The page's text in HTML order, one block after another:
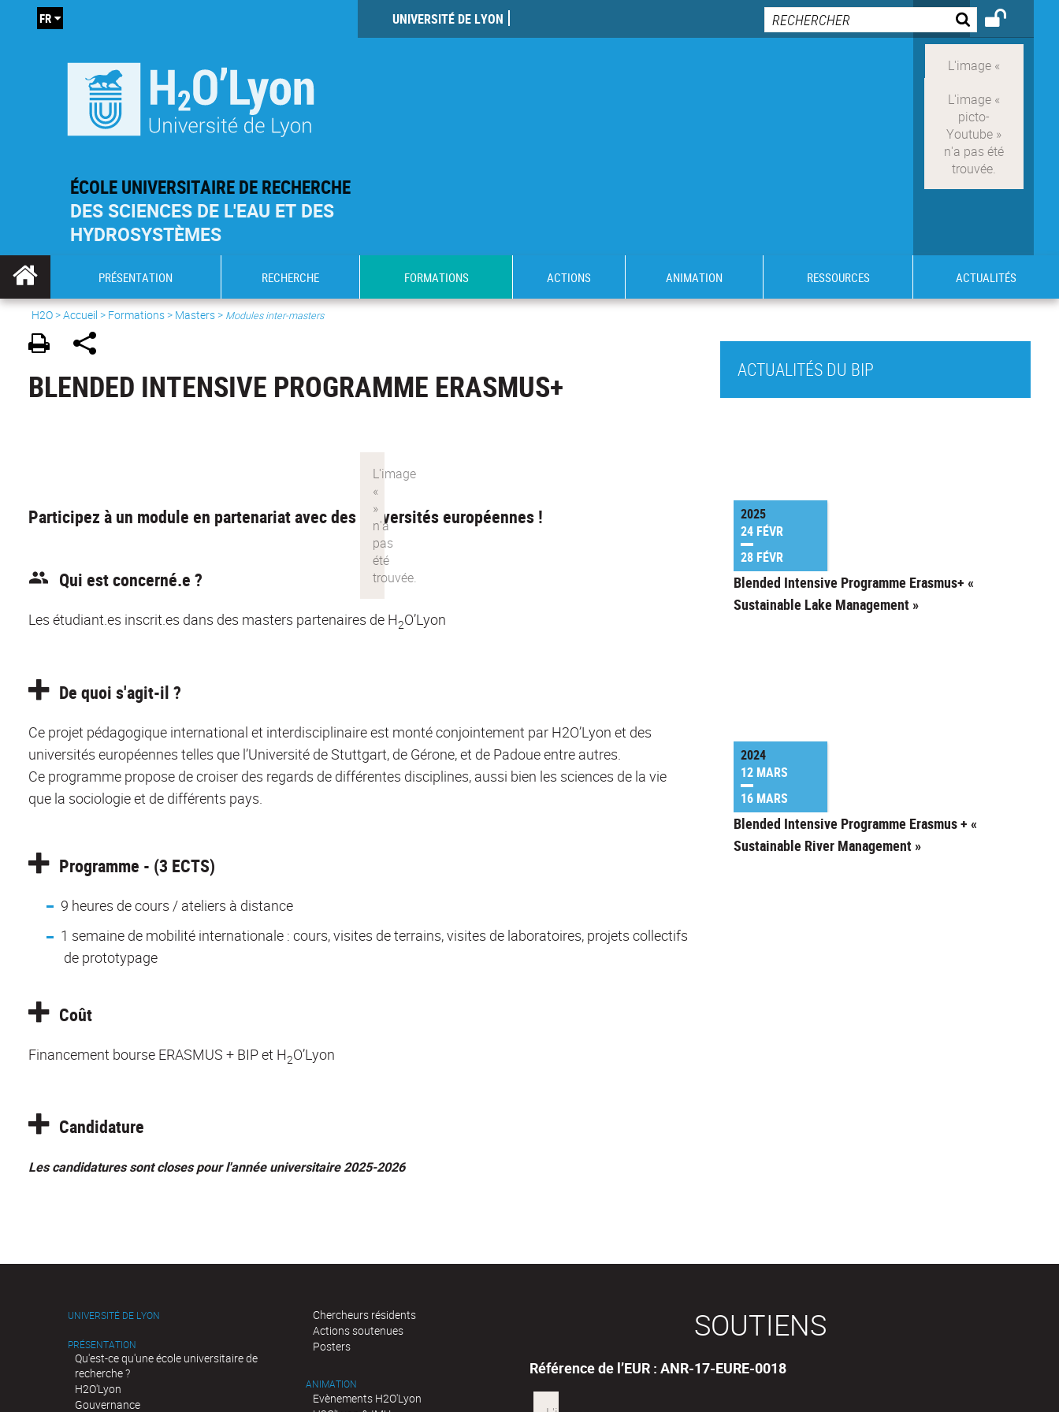
ÉCOLE UNIVERSITAIRE DE RECHERCHE
DES SCIENCES DE L'EAU ET DES
HYDROSYSTÈMES
UNIVERSITÉ DE LYON
FR
PRÉSENTATION RECHERCHE FORMATIONS ACTIONS ANIMATION RESSOURCES ACTUALITÉS
H2O>Accueil > Formations> Masters> Modules inter-masters
BLENDED INTENSIVE PROGRAMME ERASMUS+
Participez à un module en partenariat avec des universités européennes !
Qui est concerné.e ?
Les étudiant.es inscrit.es dans des masters partenaires de H2O’Lyon
De quoi s'agit-il ?
Ce projet pédagogique international et interdisciplinaire est monté conjointement par H2O’Lyon et des
universités européennes telles que l’Université de Stuttgart, de Gérone, et de Padoue entre autres.
Ce programme propose de croiser des regards de différentes disciplines, aussi bien les sciences de la vie
que la sociologie et de différents pays.
Programme - (3 ECTS)
9 heures de cours / ateliers à distance
1 semaine de mobilité internationale : cours, visites de terrains, visites de laboratoires, projets collectifs
de prototypage
Coût
Financement bourse ERASMUS + BIP et H2O’Lyon
Candidature
Les candidatures sont closes pour l'année universitaire 2025-2026
ACTUALITÉS DU BIP
2025
24 FÉVR
28 FÉVR
Blended Intensive Programme Erasmus+ «
Sustainable Lake Management »
2024
12 MARS
16 MARS
Blended Intensive Programme Erasmus + «
Sustainable River Management »
UNIVERSITÉ DE LYON
PRÉSENTATION
Qu'est-ce qu'une école universitaire de
recherche ?
H2O'Lyon
Gouvernance
Chercheurs résidents
Actions soutenues
Posters
ANIMATION
Evènements H2O'Lyon
SOUTIENS
Référence de l’EUR : ANR-17-EURE-0018